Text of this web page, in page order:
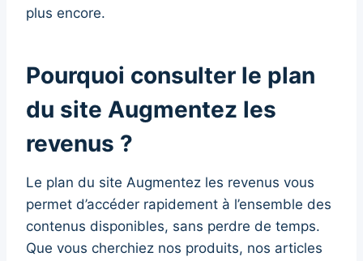
plus encore.
Pourquoi consulter le plan
du site Augmentez les
revenus ?
Le plan du site Augmentez les revenus vous
permet d’accéder rapidement à l’ensemble des
contenus disponibles, sans perdre de temps.
Que vous cherchiez nos produits, nos articles